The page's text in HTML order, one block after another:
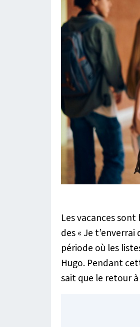
Les vacances
des « Je
période où les
Hugo. Pendant
sait que le retour à